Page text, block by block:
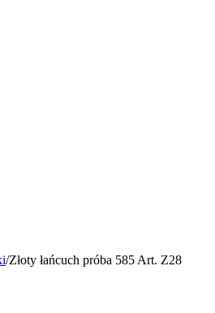
/Złoty łańcuch próba 585 Art. Z28